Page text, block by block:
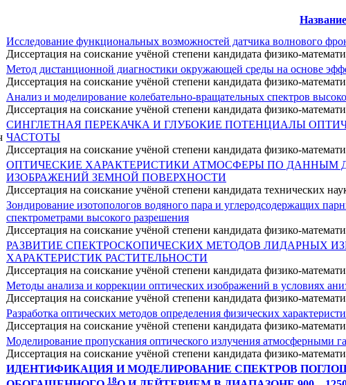
Название
Исследование функциональных возможностей датчика волнового
Диссертация на соискание учёной степени кандидата физико-
Метод дистанционной диагностики окружающей среды на основе
Диссертация на соискание учёной степени кандидата физико-
Анализ и моделирование колебательно-вращательных спектров
Диссертация на соискание учёной степени кандидата физико-
СИНГЛЕТНАЯ ПЕРЕКАЧКА И ГЛУБОКИЕ ПОТЕНЦИАЛЫ
ЧАСТОТЫ
Диссертация на соискание учёной степени кандидата физико-
ОПТИЧЕСКИЕ ХАРАКТЕРИСТИКИ АТМОСФЕРЫ ПО ДАННЫМ
ИЗОБРАЖЕНИЙ ЗЕМНОЙ ПОВЕРХНОСТИ
Диссертация на соискание учёной степени кандидата технических
Зондирование изотопологов водяного пара и углеродсодержащих
спектрометрами высокого разрешения
Диссертация на соискание учёной степени кандидата физико-
РАЗВИТИЕ СПЕКТРОСКОПИЧЕСКИХ МЕТОДОВ ЛИДАРНЫХ
ХАРАКТЕРИСТИК РАСТИТЕЛЬНОСТИ
Диссертация на соискание учёной степени кандидата физико-
Методы анализа и коррекции оптических изображений в условиях
Диссертация на соискание учёной степени кандидата физико-
Разработка оптических методов определения физических
Диссертация на соискание учёной степени кандидата физико-
Моделирование пропускания оптического излучения атмосферными
Диссертация на соискание учёной степени кандидата физико-
ИДЕНТИФИКАЦИЯ И МОДЕЛИРОВАНИЕ СПЕКТРОВ
18